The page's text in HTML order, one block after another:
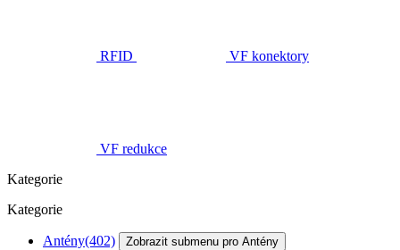
RFID VF konektory
VF redukce
Kategorie
Kategorie
Antény(402) Zobrazit submenu pro Antény